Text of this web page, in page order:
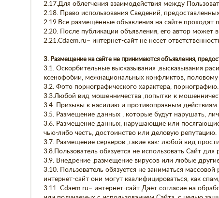
2.17.Для облегчения взаимодействия между
2.18. Право использования Сведений,
2.19.Все размещённые объявления на сайте проходят
2.20. После публикации объявления, его автор может
2.21.Cdaem.ru– интернет-сайт не несет
3. Размещение на сайте не принимаются объявления,
3.1. Оскорбительные высказывания ,высказывания
ксенофобии, межнациональных конфликтов,
3.2. Фото порнографического характера, порнографию.
3.3.Любой вид мошенничества ,попытки к
3.4. Призывы к насилию и противоправным действиям.
3.5. Размещение данных , которые будут нарушать,
3.6. Размещение данных, нарушающие или
чью-либо честь, достоинство или деловую репутацию.
3.7. Размещение серверов ,такие как: любой вид
3.8.Пользователь обязуется не использовать Сайт
3.9. Внедрение ,размещение вирусов или любые
3.10. Пользователь обязуется не заниматься
интернет-сайт они могут квалифицироваться, как
3.11. Cdaem.ru– интернет-сайт Даёт согласие на